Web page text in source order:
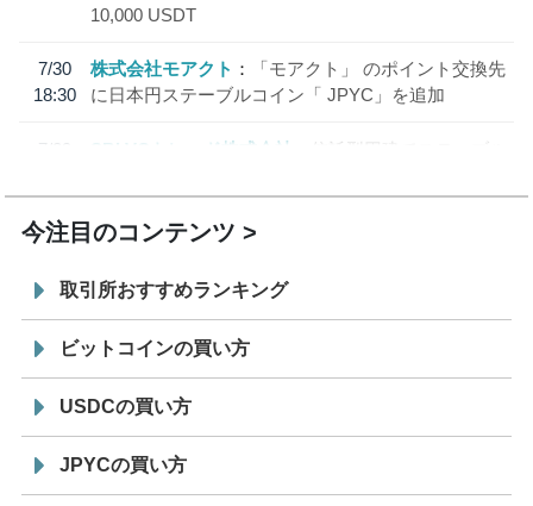
10,000 USDT
7/30
18:30
株式会社モアクト
「モアクト」 のポイント交換先
に日本円ステーブルコイン「 JPYC」を追加
7/29
SBI VCトレード株式会社
信託型円建てステーブル
今注目のコンテンツ
取引所おすすめランキング
ビットコインの買い方
USDCの買い方
JPYCの買い方